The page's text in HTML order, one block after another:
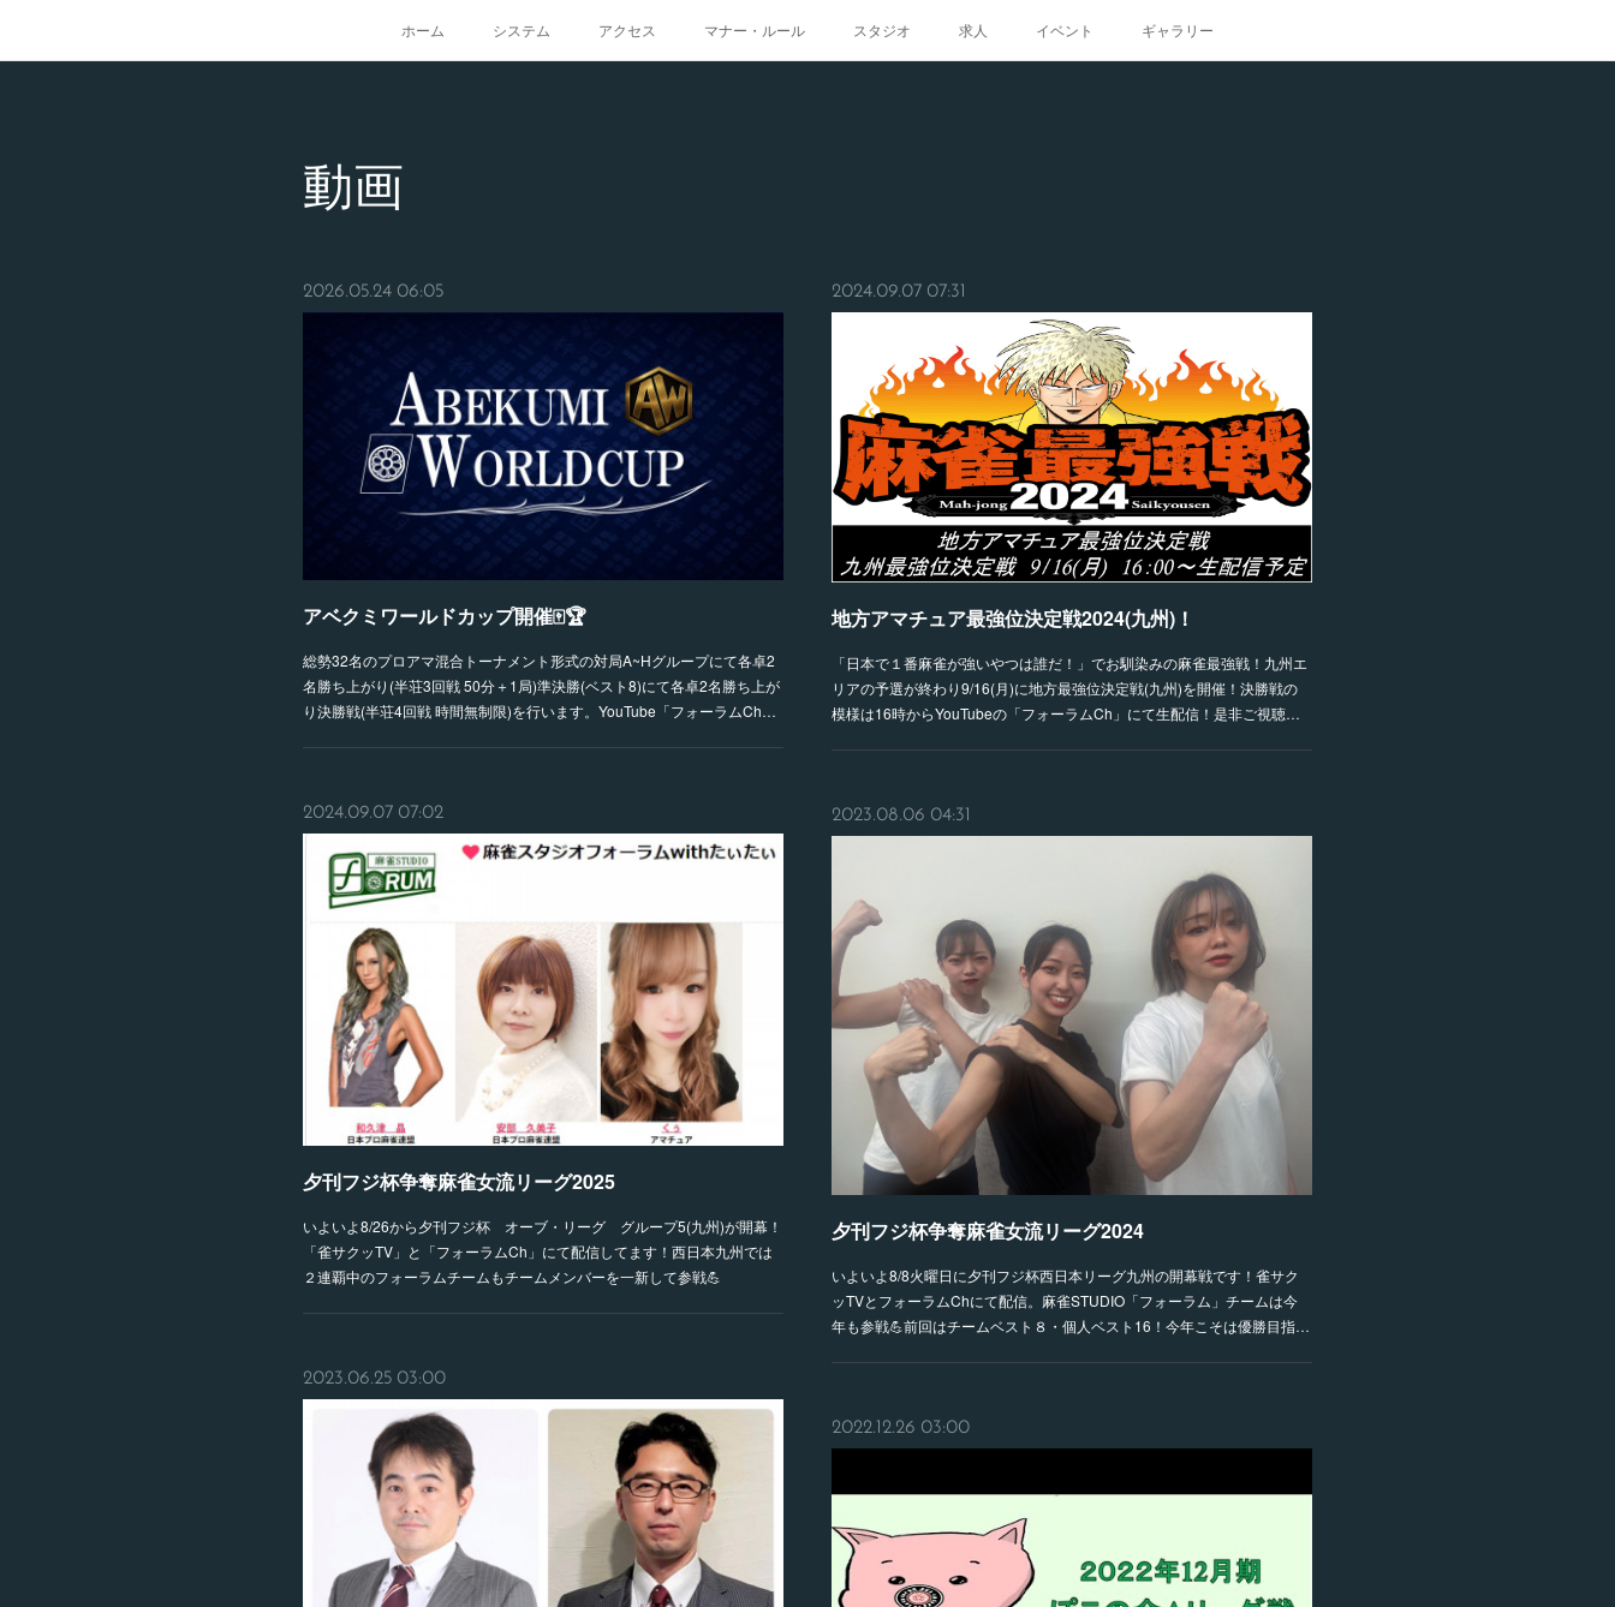
ホーム システム アクセス マナー・ルール スタジオ 求人 イベント ギャラリー
動画
2026.05.24 06:05
アベクミワールドカップ開催🀄🏆
総勢32名のプロアマ混合トーナメント形式の対局A~Hグループにて各卓2
名勝ち上がり(半荘3回戦 50分＋1局)準決勝(ベスト8)にて各卓2名勝ち上が
り決勝戦(半荘4回戦 時間無制限)を行います。YouTube「フォーラムCh…
2024.09.07 07:31
地方アマチュア最強位決定戦2024(九州)！
「日本で１番麻雀が強いやつは誰だ！」でお馴染みの麻雀最強戦！九州エ
リアの予選が終わり9/16(月)に地方最強位決定戦(九州)を開催！決勝戦の
模様は16時からYouTubeの「フォーラムCh」にて生配信！是非ご視聴…
2024.09.07 07:02
夕刊フジ杯争奪麻雀女流リーグ2025
いよいよ8/26から夕刊フジ杯 オーブ・リーグ グループ5(九州)が開幕！
「雀サクッTV」と「フォーラムCh」にて配信してます！西日本九州では
２連覇中のフォーラムチームもチームメンバーを一新して参戦💪
2023.08.06 04:31
夕刊フジ杯争奪麻雀女流リーグ2024
いよいよ8/8火曜日に夕刊フジ杯西日本リーグ九州の開幕戦です！雀サク
ッTVとフォーラムChにて配信。麻雀STUDIO「フォーラム」チームは今
年も参戦💪前回はチームベスト８・個人ベスト16！今年こそは優勝目指…
2023.06.25 03:00
2022.12.26 03:00